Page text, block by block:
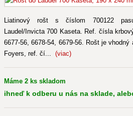
Liatinový rošt s číslom 700122
Laudel/Invicta 700 Kaseta. Ref. čísla
6677-56, 6678-54, 6679-56. Rošt je
Foyers, ref. čí... (viac)
Máme 2 ks skladom
ihneď k odberu u nás na sklade,